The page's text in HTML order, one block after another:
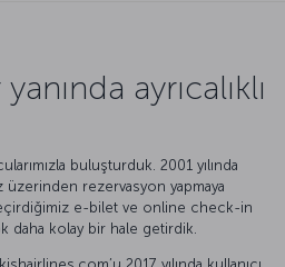
ayrıcalıklı
buluşturduk. 2001 yılında
üzerinden rezervasyon yapmaya
e-bilet ve online check-in
daha kolay bir hale getirdik.